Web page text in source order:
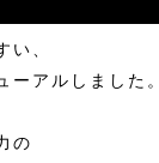
い、
ーアルしました。
の